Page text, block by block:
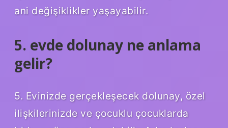
ani değişiklikler yaşayabilir.
5. evde dolunay ne anlama
gelir?
5. Evinizde gerçekleşecek dolunay, özel
ilişkilerinizde ve çocuklu çocuklarda